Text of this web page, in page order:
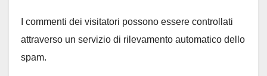
I commenti dei visitatori possono essere controllati
attraverso un servizio di rilevamento automatico dello
spam.